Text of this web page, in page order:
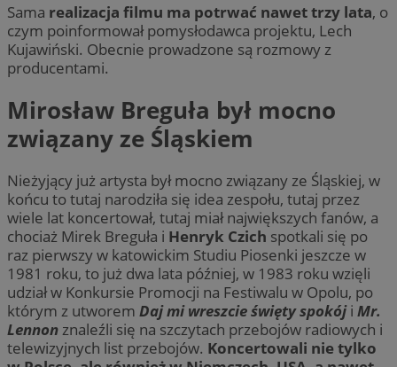
Sama realizacja filmu ma potrwać nawet trzy lata, o
czym poinformował pomysłodawca projektu, Lech
Kujawiński. Obecnie prowadzone są rozmowy z
producentami.
Mirosław Breguła był mocno
związany ze Śląskiem
Nieżyjący już artysta był mocno związany ze Śląskiej, w
końcu to tutaj narodziła się idea zespołu, tutaj przez
wiele lat koncertował, tutaj miał największych fanów, a
chociaż Mirek Breguła i Henryk Czich spotkali się po
raz pierwszy w katowickim Studiu Piosenki jeszcze w
1981 roku, to już dwa lata później, w 1983 roku wzięli
udział w Konkursie Promocji na Festiwalu w Opolu, po
którym z utworem Daj mi wreszcie święty spokóji Mr.
Lennonznaleźli się na szczytach przebojów radiowych i
telewizyjnych list przebojów. Koncertowali nie tylko